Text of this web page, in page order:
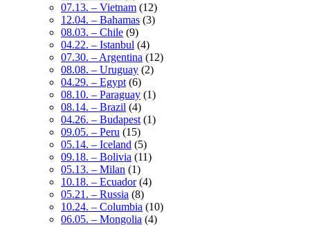
07.13. – Vietnam (12)
12.04. – Bahamas (3)
08.03. – Chile (9)
04.22. – Istanbul (4)
07.30. – Argentina (12)
08.08. – Uruguay (2)
04.29. – Egypt (6)
08.10. – Paraguay (1)
08.14. – Brazil (4)
04.26. – Budapest (1)
09.05. – Peru (15)
05.14. – Iceland (5)
09.18. – Bolivia (11)
05.13. – Milan (1)
10.18. – Ecuador(4)
05.21. – Russia (8)
10.24. – Columbia (10)
06.05. – Mongolia (4)